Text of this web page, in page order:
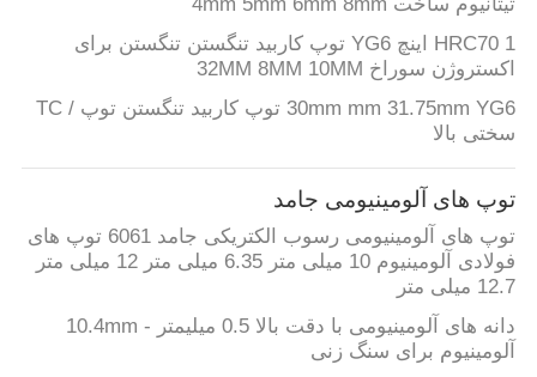
HRC70 1 اینچ YG6 توپ کاربید تنگستن تنگستن برای
اکستروژن سوراخ 32MM 8MM 10MM
30mm mm 31.75mm YG6 توپ کاربید تنگستن توپ / TC
سختی بالا
توپ های آلومینیومی جامد
توپ های آلومینیومی رسوب الکتریکی جامد 6061 توپ های
فولادی آلومینیوم 10 میلی متر 6.35 میلی متر 12 میلی متر
12.7 میلی متر
دانه های آلومینیومی با دقت بالا 0.5 میلیمتر - 10.4mm
آلومینیوم برای سنگ زنی